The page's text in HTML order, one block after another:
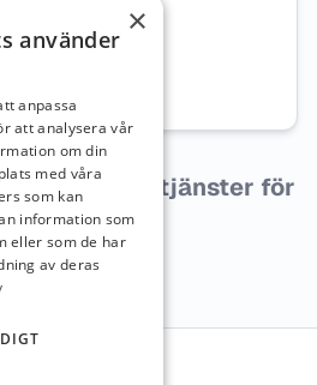
inga lediga tjänster för
×
använder
anpassa
att analysera vår
om din
med våra
som kan
information som
eller som de har
av deras